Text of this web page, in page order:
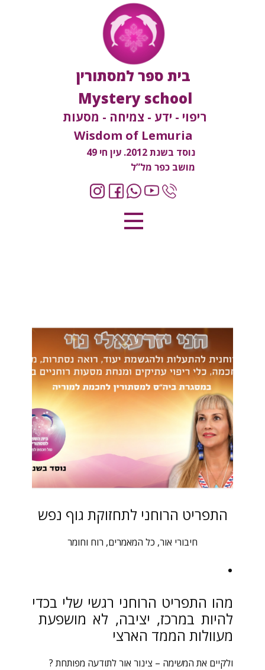
בית ספר למסתורין
Mystery school
ריפוי - ידע - צמיחה - מסעות
Wisdom of Lemuria
נוסד בשנת 2012. עין חי 49
מושב כפר מל”ל
התפריט הרוחני לתחזוקת גוף נפש
חיבורי אור, כל המאמרים, רוח וחומר
מהו התפריט הרוחני רגשי שלי בכדי
להיות במרכז, יציבה, לא מושפעת
מעוולות הממד הארצי
ולקיים את המשימה – צינור אור לתודעה מפותחת ?